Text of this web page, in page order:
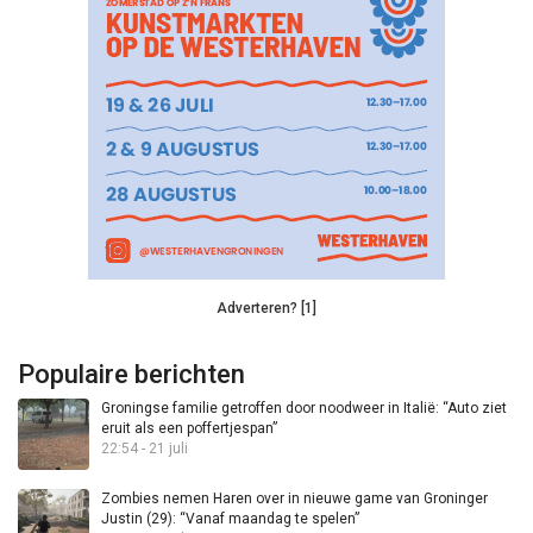
Adverteren? [1]
Populaire berichten
Groningse familie getroffen door noodweer in Italië: “Auto ziet
eruit als een poffertjespan”
22:54 - 21 juli
Zombies nemen Haren over in nieuwe game van Groninger
Justin (29): “Vanaf maandag te spelen”